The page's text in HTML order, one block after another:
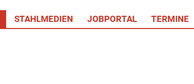
STAHLMEDIEN JOBPORTAL TERMINE